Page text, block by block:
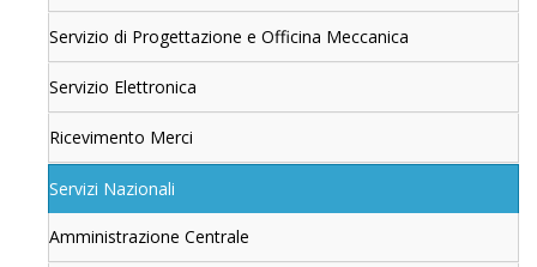
Servizio di Progettazione e Officina Meccanica
Servizio Elettronica
Ricevimento Merci
Servizi Nazionali
Amministrazione Centrale